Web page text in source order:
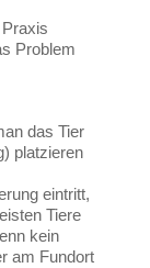
Problem
das Tier
platzieren
eintritt,
Tiere
kein
am Fundort